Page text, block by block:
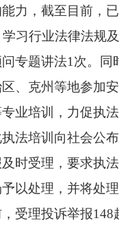
力，截至目前，
习行业法律法规
专题讲法1次。同
、克州等地参加
业培训，力促执
法培训向社会公
时受理，要求执
以处理，并将处
受理投诉举报148